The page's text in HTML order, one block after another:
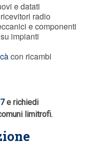
e datati
radio
e componenti
su impianti
con ricambi
e richiedi
limitrofi.